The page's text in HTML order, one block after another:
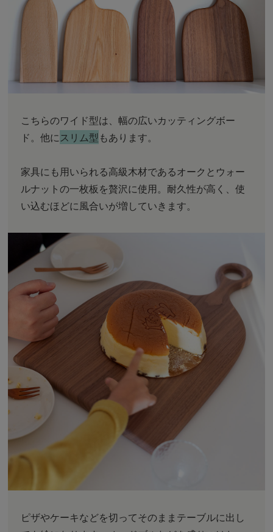
こちらのワイド型は、幅の広いカッティングボー
ド。他にスリム型 もあります。
家具にも用いられる高級木材であるオークとウォー
ルナットの一枚板を贅沢に使用。耐久性が高く、使
い込むほどに風合いが増していきます。
ピザやケーキなどを切ってそのままテーブルに出し